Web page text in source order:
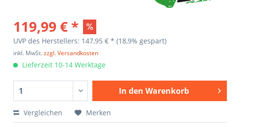
119,99 € *
UVP des Herstellers: 147,95 € *(18,9% gespart)
inkl. MwSt.zzgl. Versandkosten
Lieferzeit 10-14 Werktage
In den Warenkorb
Vergleichen Merken